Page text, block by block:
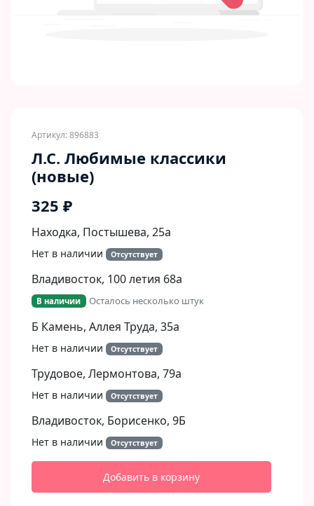
Артикул: 896883
Л.С. Любимые классики
(новые)
325 ₽
Находка, Постышева, 25а
Нет в наличии Отсутствует
Владивосток, 100 летия 68а
В наличии Осталось несколько штук
Б Камень, Аллея Труда, 35а
Нет в наличии Отсутствует
Трудовое, Лермонтова, 79а
Нет в наличии Отсутствует
Владивосток, Борисенко, 9Б​
Нет в наличии Отсутствует
Добавить в корзину